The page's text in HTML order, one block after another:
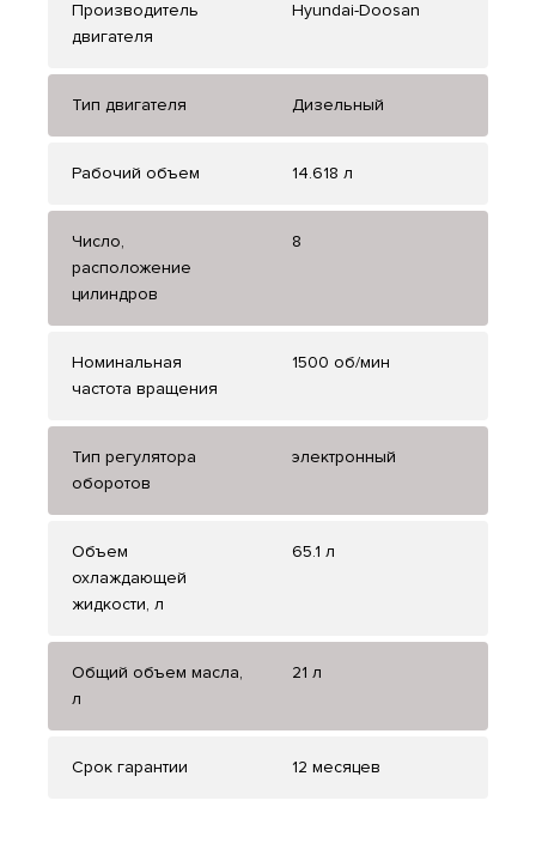
Производитель
двигателя
Hyundai-Doosan
Тип двигателя Дизельный
Рабочий объем 14.618 л
Число,
расположение
цилиндров
8
Номинальная
частота вращения
1500 об/мин
Тип регулятора
оборотов
электронный
Объем
охлаждающей
жидкости, л
65.1 л
Общий объем масла,
л
21 л
Срок гарантии 12 месяцев